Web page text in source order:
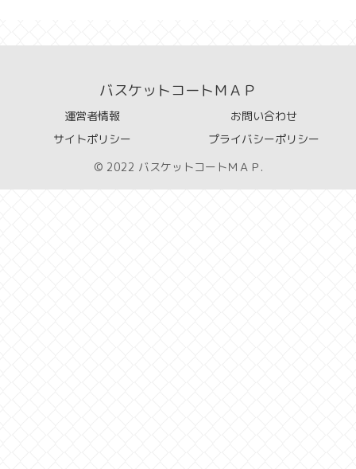
バスケットコートＭＡＰ
運営者情報
お問い合わせ
サイトポリシー
プライバシーポリシー
© 2022 バスケットコートＭＡＰ.